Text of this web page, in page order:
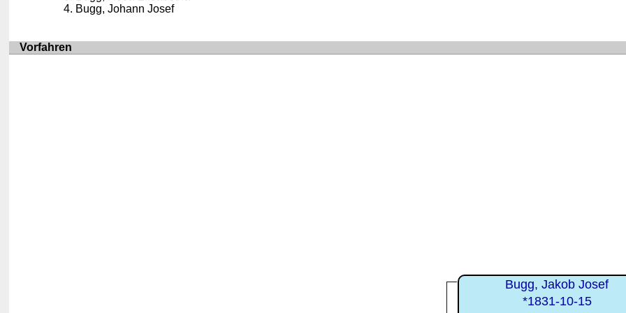
Bugg, Johann Josef
Vorfahren
Bugg, Jakob Josef
*1831-10-15